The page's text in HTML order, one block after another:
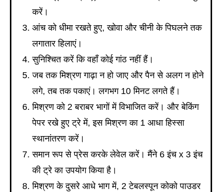
करें।
आंच को धीमा रखते हुए, खोवा और चीनी के पिघलने तक
लगातार हिलाएं।
सुनिश्चित करें कि वहाँ कोई गांठ नहीं हैं।
जब तक मिश्रण गाढ़ा न हो जाए और पैन से अलग न होने
लगे, तब तक पकाएं। लगभग 10 मिनट लगते हैं।
मिश्रण को 2 बराबर भागों में विभाजित करें। और बेकिंग
पेपर रखे हुए ट्रे में, इस मिश्रण का 1 आधा हिस्सा
स्थानांतरण करें।
समान रूप से प्रेस करके लेवेल करें। मैंने 6 इंच x 3 इंच
की ट्रे का उपयोग किया है।
मिश्रण के दुसरे आधे भाग में, 2 टेबलस्पून कोको पाउडर